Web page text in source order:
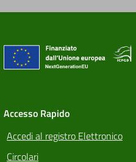
Accesso Rapido
Accedi al registro Elettronico
Circolari